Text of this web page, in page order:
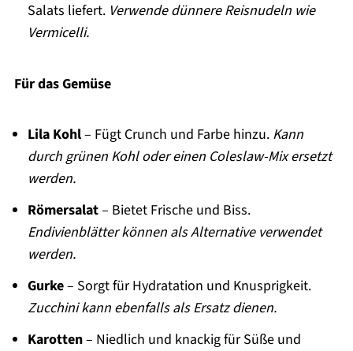
Salats liefert. Verwende dünnere Reisnudeln wie
Vermicelli.
Für das Gemüse
Lila Kohl– Fügt Crunch und Farbe hinzu. Kann
durch grünen Kohl oder einen Coleslaw-Mix ersetzt
werden.
Römersalat– Bietet Frische und Biss.
Endivienblätter können als Alternative verwendet
werden.
Gurke– Sorgt für Hydratation und Knusprigkeit.
Zucchini kann ebenfalls als Ersatz dienen.
Karotten– Niedlich und knackig für Süße und